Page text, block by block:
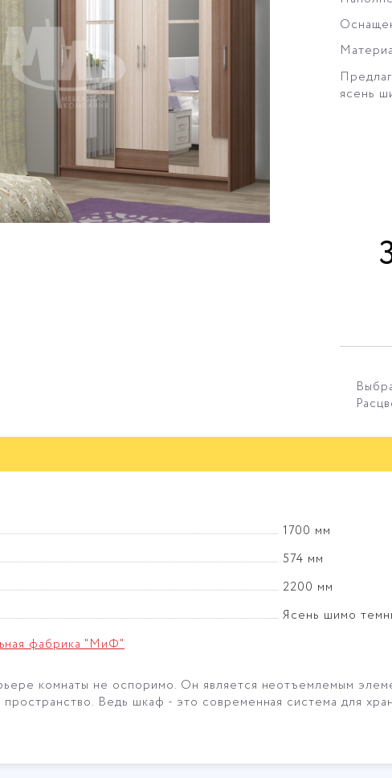
ясень
1700 мм
574 мм
2200 мм
Ясень шимо
фабрика "МиФ"
комнаты не оспоримо. Он является неотъемлемым
Ведь шкаф - это современная система для